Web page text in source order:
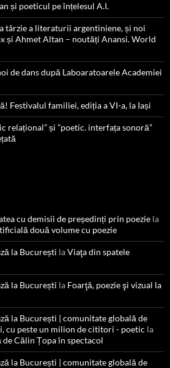
și poeticul pe înțelesul A.I.
târzie a literaturii argentiniene, și noi
și Ahmet Altan – noutăți Anansi. World
de dans după Laboaratoarele Academiei
Festivalul familiei, ediția a VI-a, la Iași
relațional” și ”poetic. interfața sonoră”
cu demisii de președinți prin poezie la
două volume cu poezie
la București laViaţa din spatele
la București la Foarţă, poezie şi vizual la
la București | comunitate globală de
cu peste un milion de cititori - poetic la
Călin Țopa în spectacol
la București | comunitate globală de